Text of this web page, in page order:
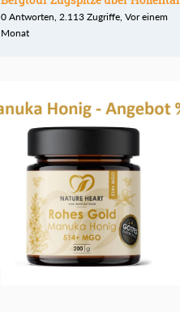
0 Antworten, 2.113 Zugriffe, Vor einem
Monat